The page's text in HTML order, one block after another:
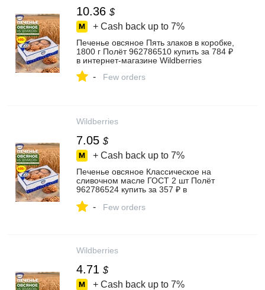
10.36 $
+ Cash back up to 7%
Печенье овсяное Пять злаков в коробке,
1800 г Полёт 962786510 купить за 784 ₽
в интернет‑магазине Wildberries
- Few orders
Wildberries
7.05 $
+ Cash back up to 7%
Печенье овсяное Классическое на
сливочном масле ГОСТ 2 шт Полёт
962786524 купить за 357 ₽ в
- Few orders
Wildberries
4.71 $
+ Cash back up to 7%